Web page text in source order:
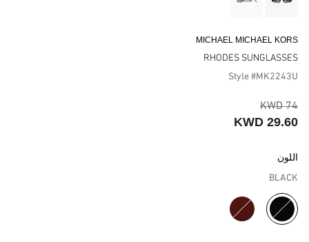
MICHAEL MICHAEL KORS
RHODES SUNGLASSES
Style #MK2243U
74 KWD
29.60 KWD
اللون
BLACK
مختار